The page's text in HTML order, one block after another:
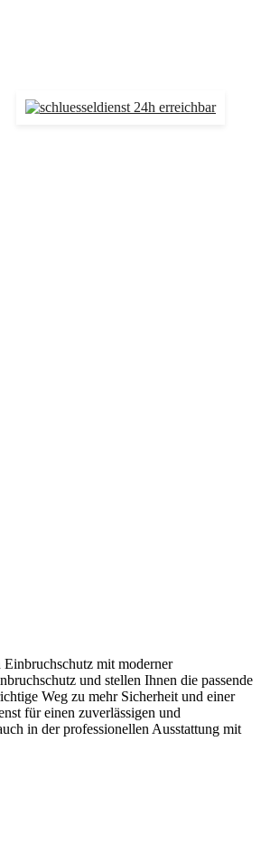
mit moderner
und stellen Ihnen die passende
Weg zu mehr Sicherheit und einer
für einen zuverlässigen und
in der professionellen Ausstattung mit